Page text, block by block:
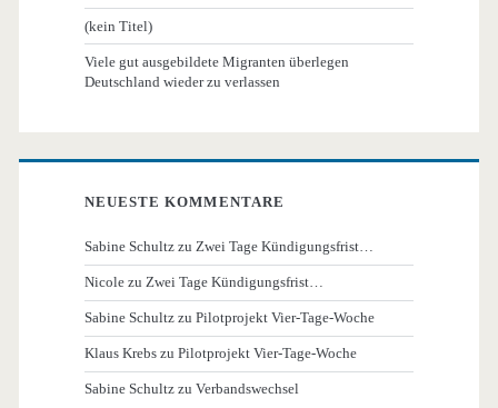
(kein Titel)
Viele gut ausgebildete Migranten überlegen
Deutschland wieder zu verlassen
NEUESTE KOMMENTARE
Sabine Schultz zuZwei Tage Kündigungsfrist…
Nicole zuZwei Tage Kündigungsfrist…
Sabine Schultz zuPilotprojekt Vier-Tage-Woche
Klaus Krebs zuPilotprojekt Vier-Tage-Woche
Sabine Schultz zuVerbandswechsel